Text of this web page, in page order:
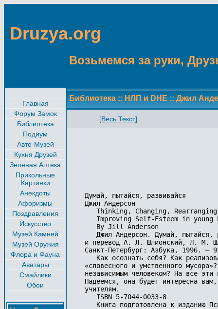
Druzya.org
Возьмемся за руки,
Главная
Форум Замок
Библиотека
Подиум
Авто-Музей
Кухня Друзей
Зеленая Аптека
Прикольные
Картинки
Анекдоты
Афоризмы
Поздравления
Искусство
Музей Камней
Музей Оружия
Флора и Фауна
Аватары
Смайлики
Обои
Библиотека :: НЛП и DHE :: Джил
[Весь Текст]
Думай, пытайся, развивайся
Джил Андерсон
   Thinking, Changing, Rearranging
Improving Self-Esteem in young
   By Jill Anderson
Джил Андерсон. Думай,
и перевод А. Л. Шлионский, Л. М.
Санкт-Петербург: Азбука, 1996. —
Как осознать себя? Как
«словесного и умственного
независимым человеком? На все
Надеемся, она будет интересна
учителям.
   ISBN 5-7044-0033-8
Книга подготовлена к изданию